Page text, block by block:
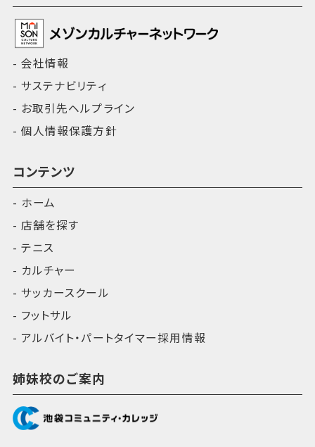
会社情報
サステナビリティ
お取引先ヘルプライン
個人情報保護方針
コンテンツ
ホーム
店舗を探す
テニス
カルチャー
サッカースクール
フットサル
アルバイト・パートタイマー採用情報
姉妹校のご案内